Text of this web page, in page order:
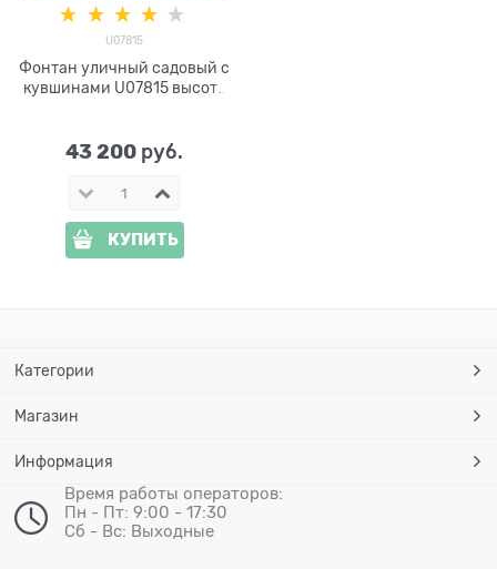
U07815
Фонтан уличный садовый с
кувшинами U07815 высота
43 200 руб.
КУПИТЬ
Категории
Магазин
Информация
Время работы операторов:
Пн - Пт: 9:00 - 17:30
Сб - Вс: Выходные